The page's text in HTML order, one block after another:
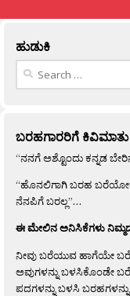
ಹುಡುಕಿ
Search
ಬರಹಗಾರರಿಗೆ ಕಿವಿಮಾತು
“ನನಗೆ ಅಶ್ಟೊಂದು ಕನ್ನಡ
“ಹೊನಲಿಗಾಗಿ ಬರಹ ಬರೆಯೋದು
ನೆನಪಿಗೆ ಬರಲ್ಲ”…
ಈ ಮೇಲಿನ ಅನಿಸಿಕೆಗಳು
ನೀವು ಬರೆಯುವ ಹಾಗೆಯೇ
ಅವುಗಳನ್ನು ಬಳಸಿಕೊಂಡೇ
ಪದಗಳನ್ನು ಬಳಸಿ